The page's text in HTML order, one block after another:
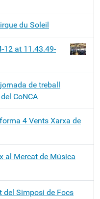
du Soleil
12 at 11.43.49-
de treball
CoNCA
4 Vents Xarxa de
al Mercat de Música
del Simposi de Focs